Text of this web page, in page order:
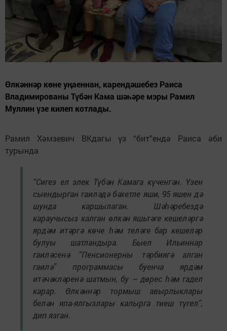
Өлкәннәр көне уңаеннан, карендәшебез Раиса
Владимированы Түбән Кама шәһәре мэры Рамил
Муллин үзе килеп котлады.
Рамил Хәмзевич ВКдагы үз “бит”ендә Раиса әби
турында
“Сигез ел элек Түбән Камага күченгән. Үзен
сыендырган гаиләдә бәхетле яши, 95 яшен дә
шунда каршылаган. Шәһәребездә
караучысыз калган өлкән яшьтәге кешеләргә
ярдәм итәргә көче һәм теләге бар кешеләр
булуы шатландыра. Быел Ильиннар
гаиләсенә “Пенсионерны тәрбиягә алган
гаилә” программасы буенча ярдәм
итәчәкләренә шатмын, бу – дөрес һәм гадел
карар. Өлкәннәр тормыш авырлыклары
белән япа-ялгызлары калырга тиеш түгел”,
дип язган.